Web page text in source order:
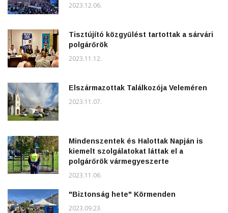
2023.12.06.
Tisztújító közgyűlést tartottak a sárvári
polgárőrök
2023.11.12.
Elszármazottak Találkozója Veleméren
2023.11.07.
Mindenszentek és Halottak Napján is
kiemelt szolgálatokat láttak el a
polgárőrök vármegyeszerte
2023.11.06.
"Biztonság hete" Körmenden
2023.09.23.